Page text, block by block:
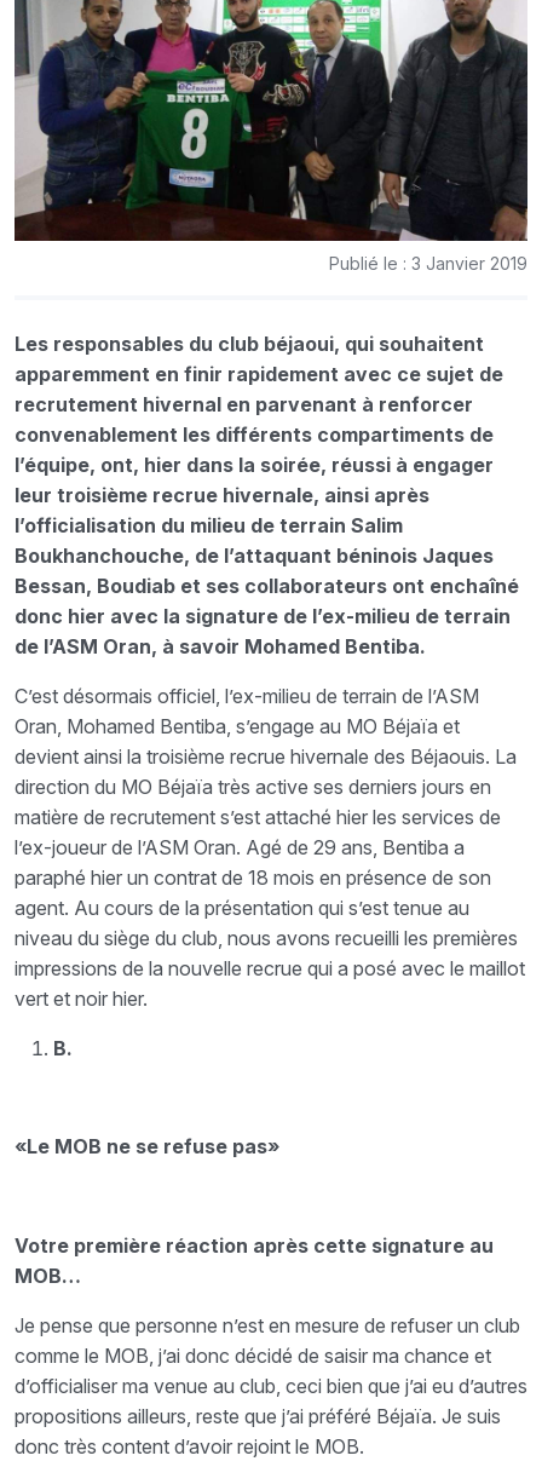
Publié le : 3 Janvier 2019
Les responsables du club béjaoui, qui souhaitent
apparemment en finir rapidement avec ce sujet de
recrutement hivernal en parvenant à renforcer
convenablement les différents compartiments de
l’équipe, ont, hier dans la soirée, réussi à engager
leur troisième recrue hivernale, ainsi après
l’officialisation du milieu de terrain Salim
Boukhanchouche, de l’attaquant béninois Jaques
Bessan, Boudiab et ses collaborateurs ont enchaîné
donc hier avec la signature de l’ex-milieu de terrain
de l’ASM Oran, à savoir Mohamed Bentiba.
C’est désormais officiel, l’ex-milieu de terrain de l’ASM
Oran, Mohamed Bentiba, s’engage au MO Béjaïa et
devient ainsi la troisième recrue hivernale des Béjaouis. La
direction du MO Béjaïa très active ses derniers jours en
matière de recrutement s’est attaché hier les services de
l’ex-joueur de l’ASM Oran. Agé de 29 ans, Bentiba a
paraphé hier un contrat de 18 mois en présence de son
agent. Au cours de la présentation qui s’est tenue au
niveau du siège du club, nous avons recueilli les premières
impressions de la nouvelle recrue qui a posé avec le maillot
vert et noir hier.
B.
«Le MOB ne se refuse pas»
Votre première réaction après cette signature au
MOB…
Je pense que personne n’est en mesure de refuser un club
comme le MOB, j’ai donc décidé de saisir ma chance et
d’officialiser ma venue au club, ceci bien que j’ai eu d’autres
propositions ailleurs, reste que j’ai préféré Béjaïa. Je suis
donc très content d’avoir rejoint le MOB.